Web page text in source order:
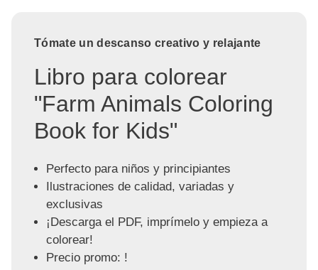
Tómate un descanso creativo y relajante
Libro para colorear
"Farm Animals Coloring
Book for Kids"
Perfecto para niños y principiantes
Ilustraciones de calidad, variadas y
exclusivas
¡Descarga el PDF, imprímelo y empieza a
colorear!
Precio promo: !